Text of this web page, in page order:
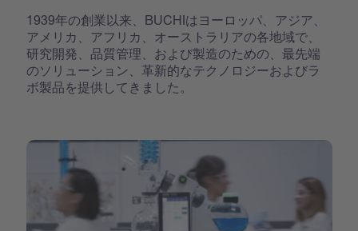
1939年の創業以来、BUCHIはヨーロッパ、アジア、
アメリカ、アフリカ、オーストラリアの各地域で、
研究開発、品質管理、および製造のための、最先端
のソリューション、革新的なテクノロジーおよびラ
ボ製品を提供してきました。